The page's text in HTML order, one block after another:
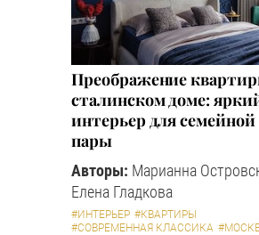
Преображение
сталинском доме:
интерьер для семейной
пары
Авторы: Марианна
Елена Гладкова
#ИНТЕРЬЕР #КВАРТИРЫ
#СОВРЕМЕННАЯ КЛАССИКА